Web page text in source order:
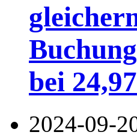
bei
2024-09-